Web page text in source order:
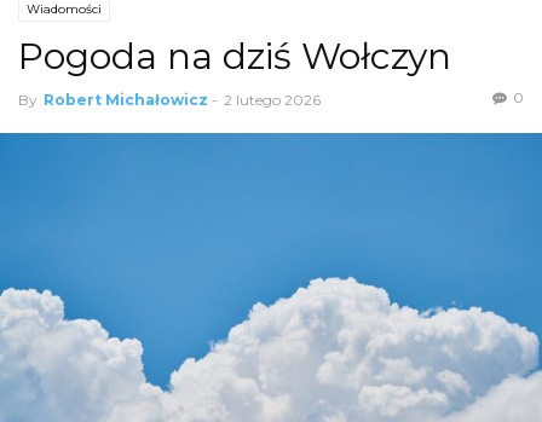
Wiadomości
Pogoda na dziś Wołczyn
By Robert Michałowicz - 2 lutego 2026 0